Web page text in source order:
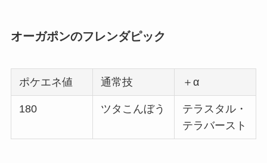
オーガポンのフレンダピック
ポケエネ値 通常技 ＋α
180 ツタこんぼう
テラスタル・
テラバースト